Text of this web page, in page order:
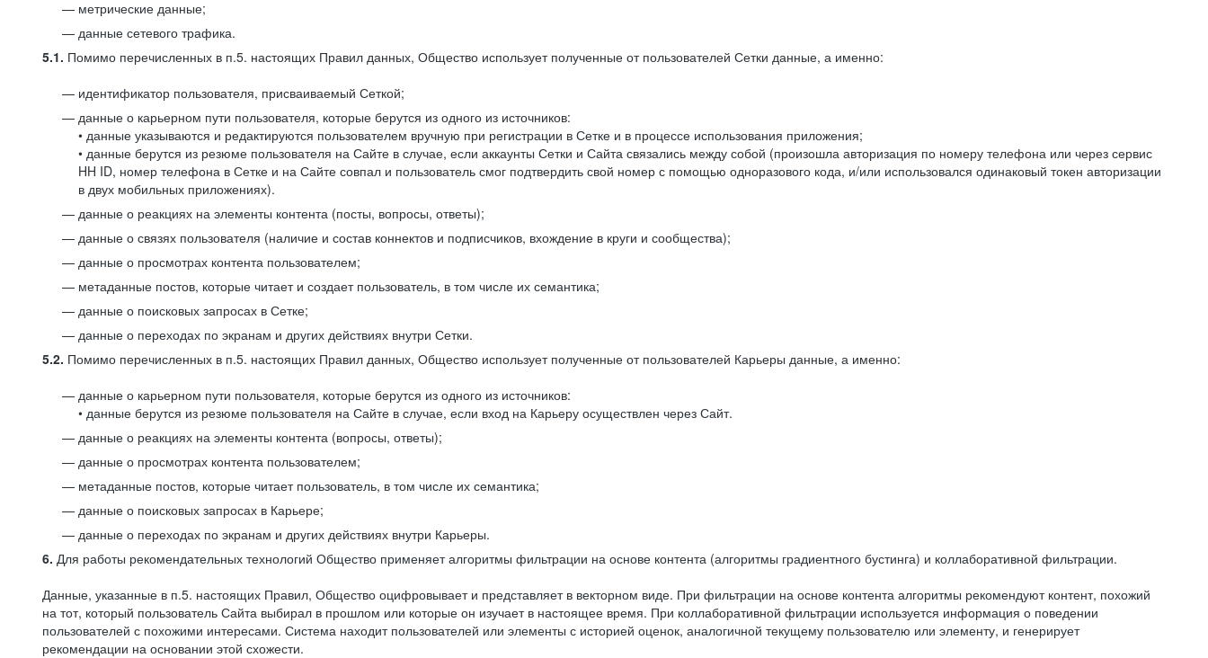
метрические данные;
данные сетевого трафика.
5.1. Помимо перечисленных в п.5. настоящих Правил данных, Общество использует полученные от пользователей Сетки данные, а именно:
идентификатор пользователя, присваиваемый Сеткой;
данные о карьерном пути пользователя, которые берутся из одного из источников:
• данные указываются и редактируются пользователем вручную при регистрации в Сетке и в процессе использования приложения;
• данные берутся из резюме пользователя на Сайте в случае, если аккаунты Сетки и Сайта связались между собой (произошла авторизация по номеру телефона или через сервис
HH ID, номер телефона в Сетке и на Сайте совпал и пользователь смог подтвердить свой номер с помощью одноразового кода, и/или использовался одинаковый токен авторизации
в двух мобильных приложениях).
данные о реакциях на элементы контента (посты, вопросы, ответы);
данные о связях пользователя (наличие и состав коннектов и подписчиков, вхождение в круги и сообщества);
данные о просмотрах контента пользователем;
метаданные постов, которые читает и создает пользователь, в том числе их семантика;
данные о поисковых запросах в Сетке;
данные о переходах по экранам и других действиях внутри Сетки.
5.2. Помимо перечисленных в п.5. настоящих Правил данных, Общество использует полученные от пользователей Карьеры данные, а именно:
данные о карьерном пути пользователя, которые берутся из одного из источников:
• данные берутся из резюме пользователя на Сайте в случае, если вход на Карьеру осуществлен через Сайт.
данные о реакциях на элементы контента (вопросы, ответы);
данные о просмотрах контента пользователем;
метаданные постов, которые читает пользователь, в том числе их семантика;
данные о поисковых запросах в Карьере;
данные о переходах по экранам и других действиях внутри Карьеры.
6. Для работы рекомендательных технологий Общество применяет алгоритмы фильтрации на основе контента (алгоритмы градиентного бустинга) и коллаборативной фильтрации.
Данные, указанные в п.5. настоящих Правил, Общество оцифровывает и представляет в векторном виде. При фильтрации на основе контента алгоритмы рекомендуют контент, похожий
на тот, который пользователь Сайта выбирал в прошлом или которые он изучает в настоящее время. При коллаборативной фильтрации используется информация о поведении
пользователей с похожими интересами. Система находит пользователей или элементы с историей оценок, аналогичной текущему пользователю или элементу, и генерирует
рекомендации на основании этой схожести.